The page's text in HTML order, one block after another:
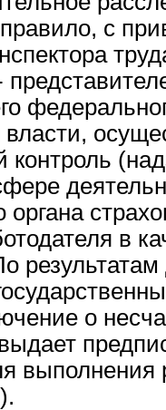
с
власти,
контроль
органа
в
о
выполнения